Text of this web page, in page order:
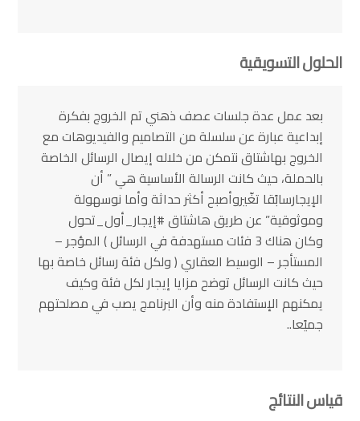
الحلول التسويقية
بعد عمل عدة جلسات عصف ذهني تم الخروج بفكرة
إبداعية عبارة عن سلسلة من التصاميم والفيديوهات مع
الخروج بهاشتاق نتمكن من خلاله إيصال الرسائل الخاصة
بالحملة، حيث كانت الرسالة الأساسية هي ” أن
الإيجارسابًقا تغّيروأصبح أكثر حداثة وأما نوسهولة
وموثوقية” عن طريق هاشتاق #إيجار_أول_تحول
وكان هناك 3 فئات مستهدفة في الرسائل ) المؤجر –
المستأجر – الوسيط العقاري ( ولكل فئة رسائل خاصة بها
حيث كانت الرسائل توضح مزايا إيجار لكل فئة وكيف
يمكنهم الإستفادة منه وأن البرنامج يصب في مصلحتهم
جميًعا..
قياس النتائج